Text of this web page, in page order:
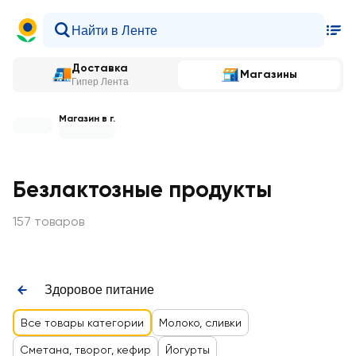
Доставка
Гипер Лента
Магазины
Магазин в г.
Безлактозные продукты
157 товаров
Здоровое питание
Все товары категории Молоко, сливки
Сметана, творог, кефир Йогурты